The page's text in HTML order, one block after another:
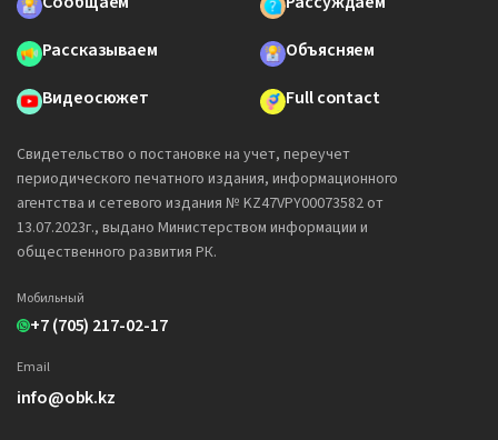
Рассказываем
Объясняем
Видеосюжет
Full contact
Свидетельство о постановке на учет, переучет
периодического печатного издания, информационного
агентства и сетевого издания № KZ47VPY00073582 от
13.07.2023г., выдано Министерством информации и
общественного развития РК.
Мобильный
+7 (705) 217-02-17
Email
info@obk.kz